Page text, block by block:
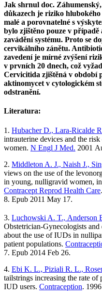
Jak shrnul doc.
důkazech je riziko
malé a porovnatelné s
bylo zjištěno pouze v
zavádění systému. Proto se
cervikálního zánětu.
zavedení je mírné zvýšení
v prvních 20 dnech, což
Cervicitida zjištěná v období
aktinomycet v cytologickém
odstranění.
Literatura:
1. Hubacher D., Lara-Ricalde
intrauterine devices and the
women. N Engl J Med. 2001
2. Middleton A. J., Naish J.,
views on the use of the
in young, nulligravid women,
Contracept Reprod Health Care
8. Epub 2011 May 17.
3. Luchowski A. T., Anderson
Obstetrician-Gynecologists
about the use of IUDs in
patient populations.
7. Epub 2014 Feb 26.
4. Ebi K. L., Piziali R. L.,
tailstrings increasing the rate
IUD users. Contraception.